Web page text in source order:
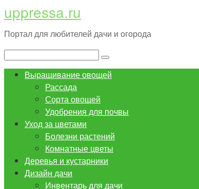
Перейти
к
контенту
uppressa.ru
Портал для любителей дачи и огорода
Поиск:
Выращивание овощей
Рассада
Сорта овощей
Удобрения для почвы
Уход за цветами
Болезни растений
Комнатные цветы
Деревья и кустарники
Дизайн дачи
Инвентарь для дачи